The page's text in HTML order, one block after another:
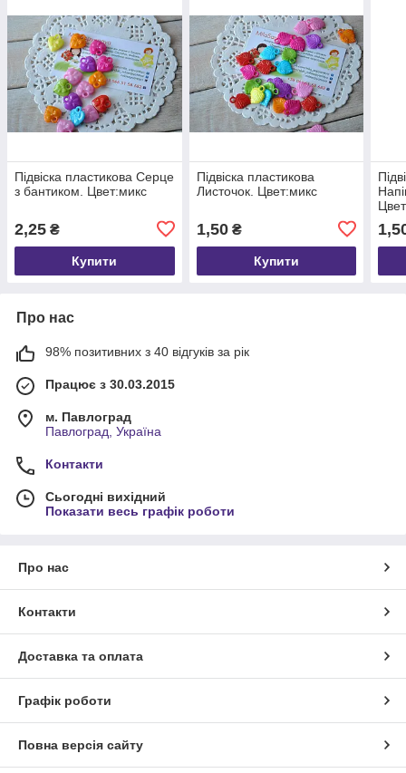
Підвіска пластикова Серце
з бантиком. Цвет:микс
2,25 ₴
Купити
Підвіска пластикова
Листочок. Цвет:микс
1,50₴
Купити
Про нас
98% позитивних з 40 відгуків за рік
Працює з 30.03.2015
м. Павлоград
Павлоград, Україна
Контакти
Сьогодні вихідний
Показати весь графік роботи
Про нас
Контакти
Доставка та оплата
Графік роботи
Повна версія сайту